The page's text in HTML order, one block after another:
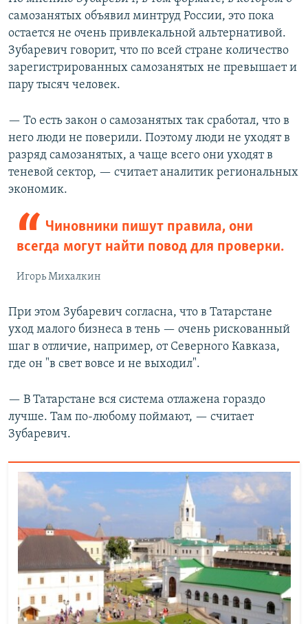
самозанятых объявил минтруд России, это пока
остается не очень привлекальной альтернативой.
Зубаревич говорит, что по всей стране количество
зарегистрированных самозанятых не превышает и
пару тысяч человек.
— То есть закон о самозанятых так сработал, что в
него люди не поверили. Поэтому люди не уходят в
разряд самозанятых, а чаще всего они уходят в
теневой сектор, — считает аналитик региональных
экономик.
Чиновники пишут правила, они
всегда могут найти повод для проверки.
Игорь Михалкин
При этом Зубаревич согласна, что в Татарстане
уход малого бизнеса в тень — очень рискованный
шаг в отличие, например, от Северного Кавказа,
где он "в свет вовсе и не выходил".
— В Татарстане вся система отлажена гораздо
лучше. Там по-любому поймают, — считает
Зубаревич.